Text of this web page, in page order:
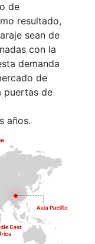
de
resultado,
sean de
con la
demanda
de
puertas de
años.